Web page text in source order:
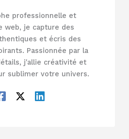
professionnelle et
web, je capture des
et écris des
Passionnée par la
j'allie créativité et
sublimer votre univers.